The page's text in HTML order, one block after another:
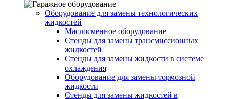
Оборудование для замены технологических
жидкостей
Маслосменное оборудование
Стенды для замены трансмиссионных
жидкостей
Стенды для замены жидкости в системе
охлаждения
Оборудование для замены тормозной
жидкости
Стенды для замены жидкостей в